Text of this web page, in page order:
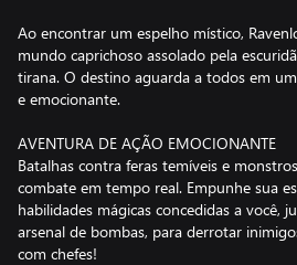
Ao encontrar um espelho místico,
mundo caprichoso assolado pela
tirana. O destino aguarda a todos em
e emocionante.
AVENTURA DE AÇÃO EMOCIONANTE
Batalhas contra feras temíveis e
combate em tempo real. Empunhe sua
habilidades mágicas concedidas a você,
arsenal de bombas, para derrotar
com chefes!